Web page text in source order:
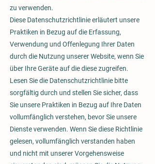
zu verwenden.
Diese Datenschutzrichtlinie erläutert unsere
Praktiken in Bezug auf die Erfassung,
Verwendung und Offenlegung Ihrer Daten
durch die Nutzung unserer Website, wenn Sie
über Ihre Geräte auf die diese zugreifen.
Lesen Sie die Datenschutzrichtlinie bitte
sorgfältig durch und stellen Sie sicher, dass
Sie unsere Praktiken in Bezug auf Ihre Daten
vollumfänglich verstehen, bevor Sie unsere
Dienste verwenden. Wenn Sie diese Richtlinie
gelesen, vollumfänglich verstanden haben
und nicht mit unserer Vorgehensweise